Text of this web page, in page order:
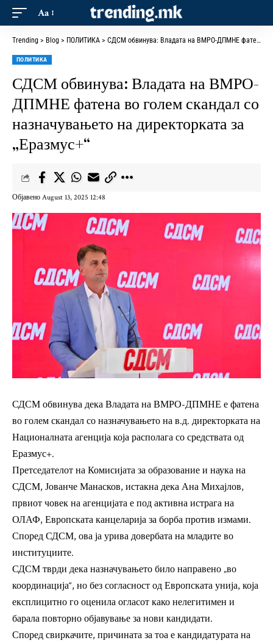
Aa
Trending > Blog > ПОЛИТИКА > СДСМ обвинува: Владата на ВМРО-ДПМНЕ фатена во голем скандал со назначувањето на директорката за „Еразмус+“
ПОЛИТИКА
СДСМ обвинува: Владата на ВМРО-
ДПМНЕ фатена во голем скандал со
назначувањето на директорката за
„Еразмус+“
Објавено August 13, 2025 12:48
СДСМ обвинува дека Владата на ВМРО-ДПМНЕ е фатена
во голем скандал со назначувањето на в.д. директорката на
Националната агенција која располага со средствата од
Еразмус+.
Претседателот на Комисијата за образование и наука на
СДСМ, Јованче Манасков, истакна дека Ана Михајлов,
првиот човек на агенцијата е под активна истрага на
ОЛАФ, Европската канцеларија за борба против измами.
Според СДСМ, ова ја урива довербата на младите во
институциите.
СДСМ тврди дека назначувањето било направено „во
координација“, но без согласност од Европската унија, која
експлицитно го оценила огласот како нелегитимен и
барала повторно објавување за нови кандидати.
Според свиркачите, причината за тоа е кандидатурата на